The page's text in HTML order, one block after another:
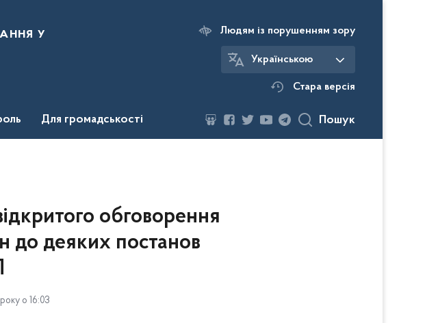
у
Людям із порушенням зору
Українською
Стара версія
Для громадськості Пошук
обговорення
до деяких постанов
о 16:03